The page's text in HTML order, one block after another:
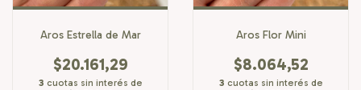
Aros Estrella de Mar
$20.161,29
3 cuotas sin interés de
Aros Flor Mini
$8.064,52
3 cuotas sin interés de